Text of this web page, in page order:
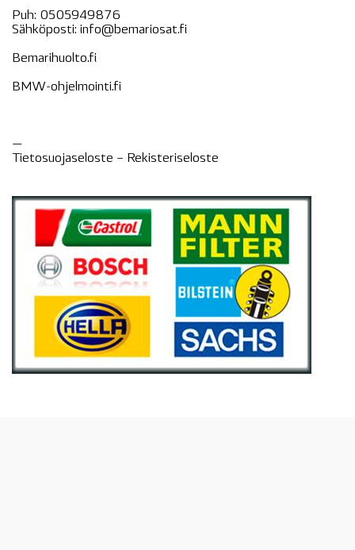
Puh: 0505949876
Sähköposti: info@bemariosat.fi
Bemarihuolto.fi
BMW-ohjelmointi.fi
—
Tietosuojaseloste – Rekisteriseloste